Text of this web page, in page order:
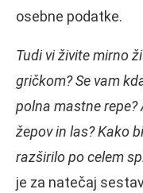
osebne podatke.
Tudi vi živite mirno
gričkom? Se vam
polna mastne repe?
žepov in las? Kako
razširilo po celem
je za natečaj